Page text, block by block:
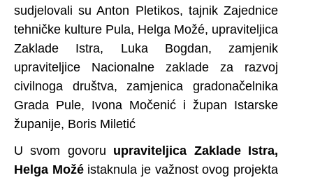
sudjelovali su Anton Pletikos, tajnik Zajednice
tehničke kulture Pula, Helga Možé, upraviteljica
Zaklade Istra, Luka Bogdan, zamjenik
upraviteljice Nacionalne zaklade za razvoj
civilnoga društva, zamjenica gradonačelnika
Grada Pule, Ivona Močenić i župan Istarske
županije, Boris Miletić
U svom govoru upraviteljica Zaklade Istra,
Helga Možé istaknula je važnost ovog projekta